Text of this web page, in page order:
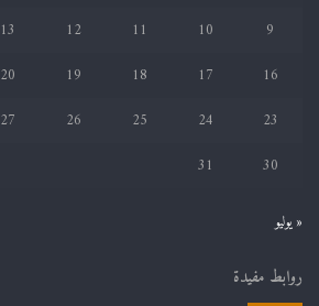
9
10
11
12
13
16
17
18
19
20
23
24
25
26
27
30
31
« يوليو
روابط مفيدة